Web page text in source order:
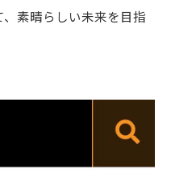
素晴らしい未来を目指